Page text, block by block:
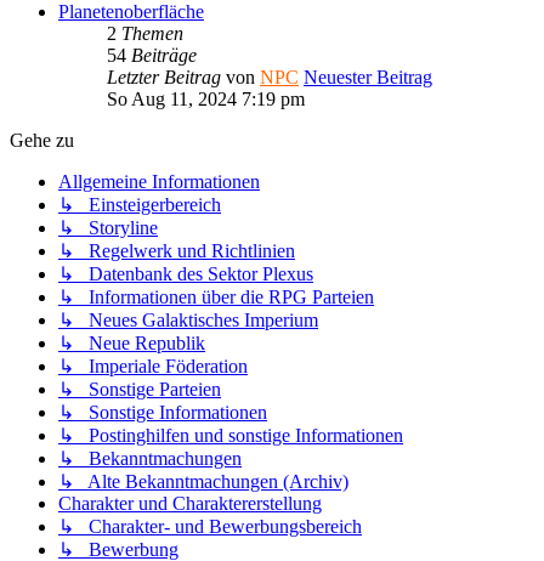
Planetenoberfläche
2 Themen
54 Beiträge
Letzter Beitrag von NPC Neuester Beitrag
So Aug 11, 2024 7:19 pm
Gehe zu
Allgemeine Informationen
↳ Einsteigerbereich
↳ Storyline
↳ Regelwerk und Richtlinien
↳ Datenbank des Sektor Plexus
↳ Informationen über die RPG Parteien
↳ Neues Galaktisches Imperium
↳ Neue Republik
↳ Imperiale Föderation
↳ Sonstige Parteien
↳ Sonstige Informationen
↳ Postinghilfen und sonstige Informationen
↳ Bekanntmachungen
↳ Alte Bekanntmachungen (Archiv)
Charakter und Charaktererstellung
↳ Charakter- und Bewerbungsbereich
↳ Bewerbung